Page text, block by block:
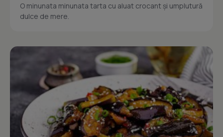
O minunata minunata tarta cu aluat crocant și umplutură
dulce de mere.